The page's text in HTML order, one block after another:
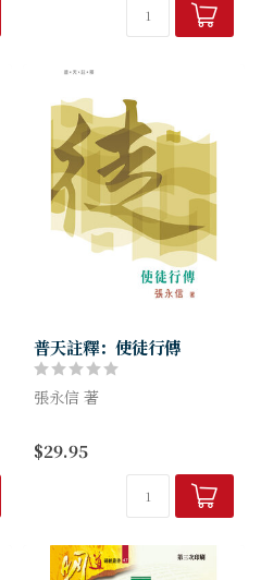
普天註釋：使徒行傳
張永信 著
傳福音的大使命給門徒。使徒
行傳就是記述使徒遵從主的吩
咐，展開傳道事奉。使徒先按
主的吩咐，在耶路撒冷等候聖
$29.95